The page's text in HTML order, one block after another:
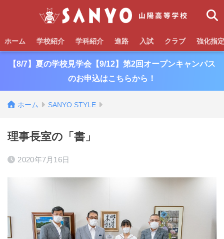
ホーム 学校紹介 学科紹介 進路 入試 クラブ 強化指
【8/7】夏の学校見学会【9/12】第2回オープンキャンパス
のお申込はこちらから！
ホーム SANYO STYLE
理事長室の「書」
2020年7月16日